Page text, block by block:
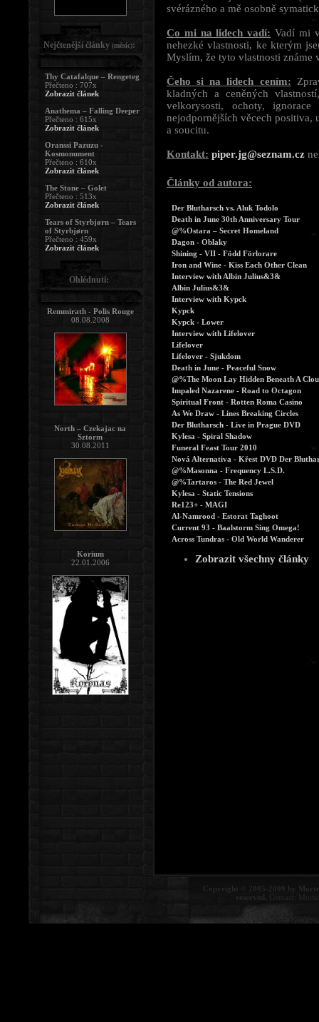
svérázného a mě osobně
Co mi na lidech vadí: Vadí mi
nehezké vlastnosti, ke kterým
Myslím, že tyto vlastnosti
Čeho si na lidech cením:
kladných a ceněných
velkorysosti, ochoty,
nejodpornějších věcech positiva,
a soucitu.
Kontakt: piper.jg@seznam.cz
Články od autora:
Der Blutharsch vs. Aluk Todolo
Death in June 30th Anniversary Tour
@%Ostara – Secret Homeland
Dagon - Oblaky
Shining - VII - Född Förlorare
Iron and Wine - Kiss Each Other Clean
Interview with Albin Julius&3&
Albin Julius&3&
Interview with Kypck
Kypck
Kypck - Lower
Interview with Lifelover
Lifelover
Lifelover - Sjukdom
Death in June - Peaceful Snow
@%The Moon Lay Hidden Beneath A
Impaled Nazarene - Road to Octagon
Spiritual Front - Rotten Roma Casino
As We Draw - Lines Breaking Circles
Der Blutharsch - Live in Prague DVD
Kylesa - Spiral Shadow
Funeral Feast Tour 2010
Nová Alternativa - Křest DVD Der
@%Masonna - Frequency L.S.D.
@%Tartaros - The Red Jewel
Kylesa - Static Tensions
Re123+ - MAGI
Al-Namrood - Estorat Taghoot
Current 93 - Baalstorm Sing Omega!
Across Tundras - Old World Wanderer
Zobrazit všechny články
Copyright © 2005-2009 by
reserved. Contact:
Nejčtenější články (měsíc):
Thy Catafalque – Rengeteg
Přečteno : 707x
Zobrazit článek
Anathema – Falling Deeper
Přečteno : 615x
Zobrazit článek
Oranssi Pazuzu -
Kosmonument
Přečteno : 610x
Zobrazit článek
The Stone – Golet
Přečteno : 513x
Zobrazit článek
Tears of Styrbjørn – Tears
of Styrbjørn
Přečteno : 459x
Zobrazit článek
Ohlédnutí:
Remmirath - Polis Rouge
08.08.2008
North – Czekajac na
Sztorm
30.08.2011
Korium
22.01.2006